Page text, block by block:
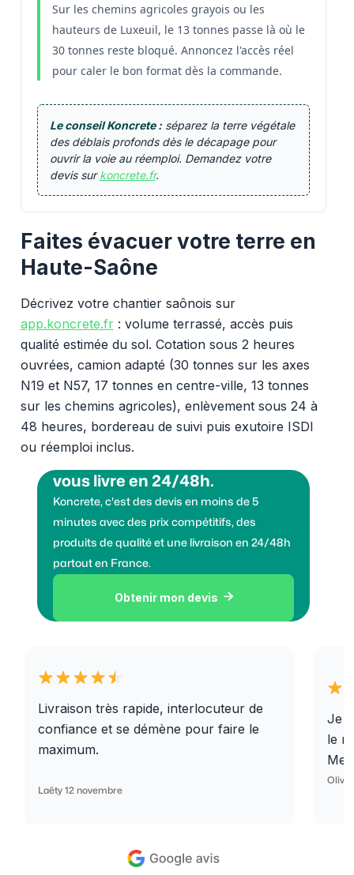
Sur les chemins agricoles grayois ou les
hauteurs de Luxeuil, le 13 tonnes passe là où le
30 tonnes reste bloqué. Annoncez l'accès réel
pour caler le bon format dès la commande.
Le conseil Koncrete :séparez la terre végétale
des déblais profonds dès le décapage pour
ouvrir la voie au réemploi. Demandez votre
devis surkoncrete.fr.
Faites évacuer votre terre en
Haute-Saône
Décrivez votre chantier saônois sur
app.koncrete.fr: volume terrassé, accès puis
qualité estimée du sol. Cotation sous 2 heures
ouvrées, camion adapté (30 tonnes sur les axes
N19 et N57, 17 tonnes en centre-ville, 13 tonnes
sur les chemins agricoles), enlèvement sous 24 à
48 heures, bordereau de suivi puis exutoire ISDI
ou réemploi inclus.
vous livre en 24/48h.
Koncrete, c'est des devis en moins de 5
minutes avec des prix compétitifs, des
produits de qualité et une livraison en 24/48h
partout en France.
Obtenir mon devis 
Livraison très rapide, interlocuteur de
confiance et se démène pour faire le
maximum.
Laëty 12 novembre
Je
le